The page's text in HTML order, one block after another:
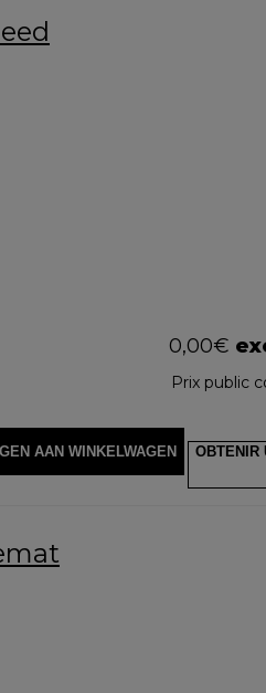
0,00€
Prix public
AAN WINKELWAGEN OBTENIR